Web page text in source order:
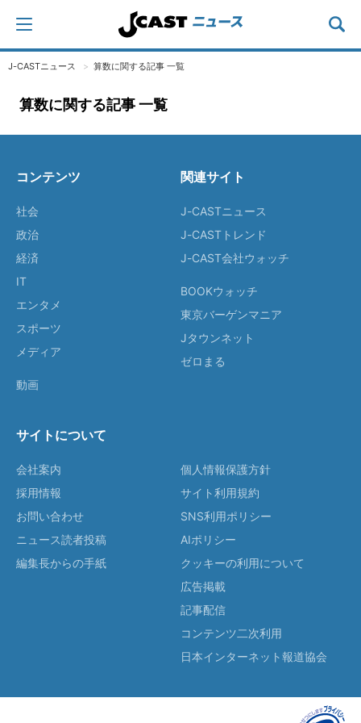
J-CASTニュース 算数に関する記事 一覧
算数に関する記事 一覧
コンテンツ
社会
政治
経済
IT
エンタメ
スポーツ
メディア
動画
関連サイト
J-CASTニュース
J-CASTトレンド
J-CAST会社ウォッチ
BOOKウォッチ
東京バーゲンマニア
Jタウンネット
ゼロまる
サイトについて
会社案内
採用情報
お問い合わせ
ニュース読者投稿
編集長からの手紙
個人情報保護方針
サイト利用規約
SNS利用ポリシー
AIポリシー
クッキーの利用について
広告掲載
記事配信
コンテンツ二次利用
日本インターネット報道協会